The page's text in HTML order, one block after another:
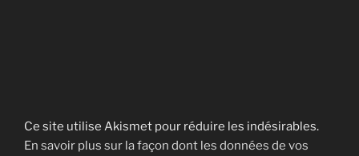
Ce site utilise Akismet pour réduire les indésirables.
En savoir plus sur la façon dont les données de vos